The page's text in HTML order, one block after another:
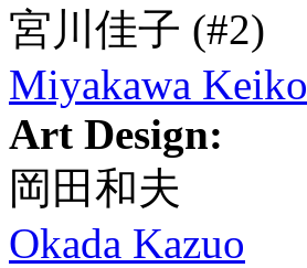
宮川佳子 (#2)
Miyakawa Keiko
Art Design:
岡田和夫
Okada Kazuo